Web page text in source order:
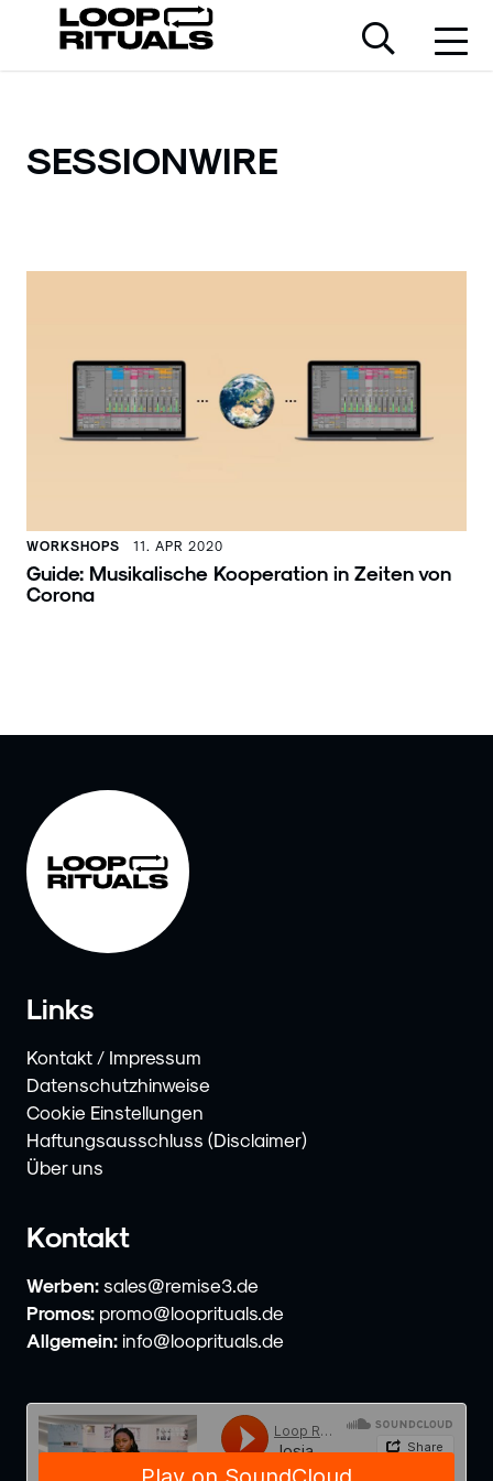
SESSIONWIRE
WORKSHOPS 11. APR 2020
Guide: Musikalische Kooperation in Zeiten von
Corona
Links
Kontakt / Impressum
Datenschutzhinweise
Cookie Einstellungen
Haftungsausschluss (Disclaimer)
Über uns
Kontakt
Werben: sales@remise3.de
Promos: promo@looprituals.de
Allgemein: info@looprituals.de